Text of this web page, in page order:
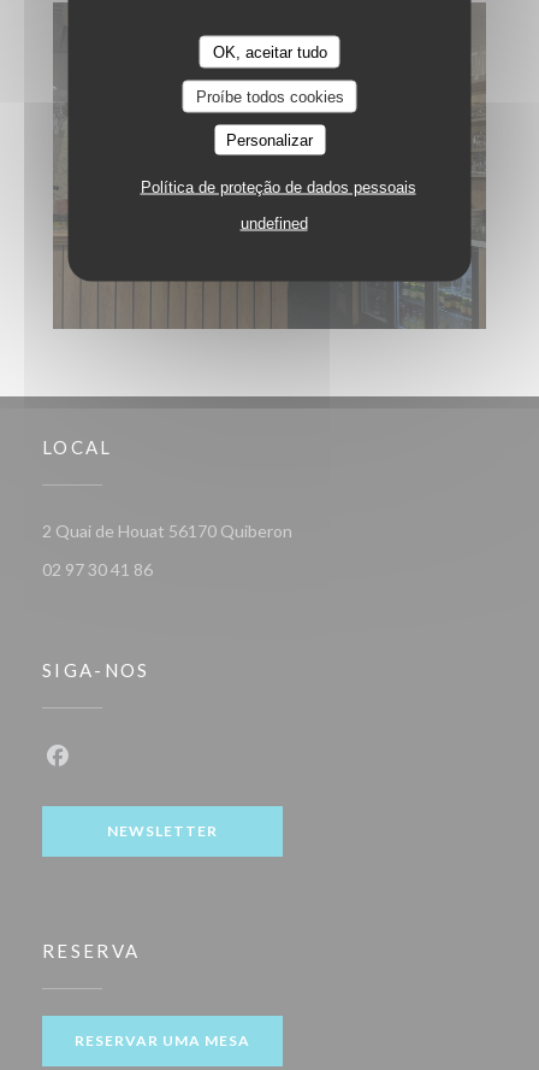
OK, aceitar tudo
Proíbe todos cookies
Personalizar
Política de proteção de dados pessoais
undefined
LOCAL
2 Quai de Houat 56170 Quiberon
02 97 30 41 86
SIGA-NOS
NEWSLETTER
RESERVA
RESERVAR UMA MESA